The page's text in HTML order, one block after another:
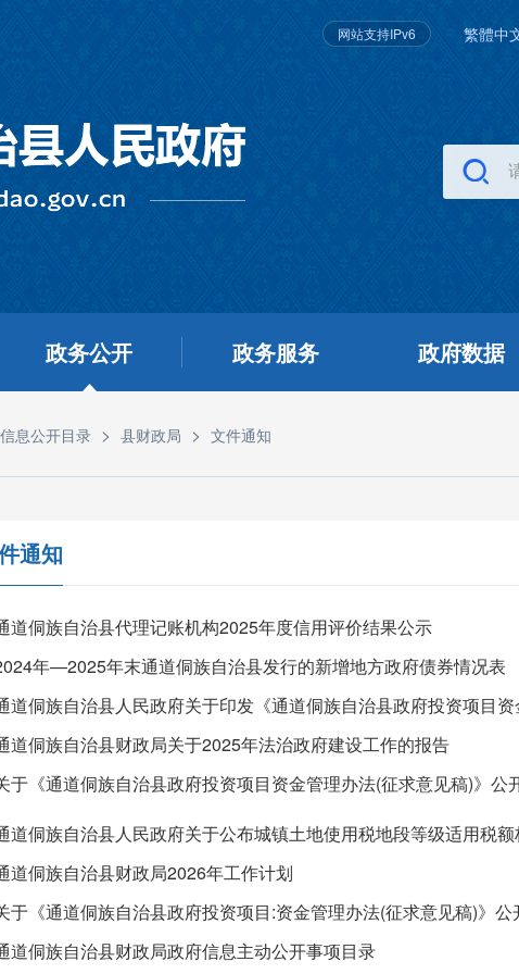
网站支持IPv6 繁體中
政务公开 政务服务 政府数据
息公开目录 > 县财政局 > 文件通知
通知
道侗族自治县代理记账机构2025年度信用评价结果公示
年—2025年末通道侗族自治县发行的新增地方政府债券情况表
道侗族自治县财政局关于2025年法治政府建设工作的报告
道侗族自治县财政局2026年工作计划
道侗族自治县财政局政府信息主动公开事项目录